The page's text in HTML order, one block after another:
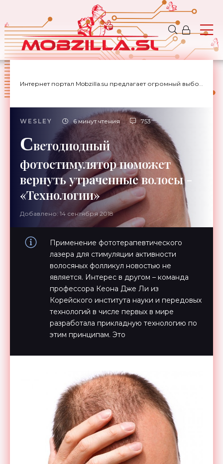
Интернет портал Mobzilla.su предлагает огромный выбор новостей с доставкой на дом.
WESLEY 6 минут чтения 753
Светодиодный
фотостимулятор поможет
вернуть утраченные волосы -
«Технологии»
Добавлено: 14 сентября 2018
Применение фототерапевтического
лазера для стимуляции активности
волосяных фолликул новостью не
является. Интерес в другом – команда
профессора Кеона Дже Ли из
Корейского института науки и передовых
технологий в числе первых в мире
разработала прикладную технологию по
этим принципам. Это